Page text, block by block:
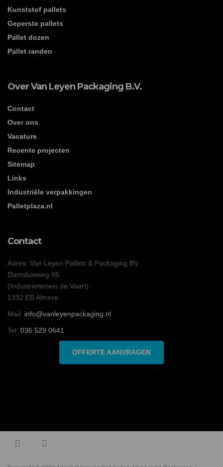
Kunststof pallets
Geperste pallets
Pallet dozen
Pallet randen
Over Van Leyen Packaging B.V.
Contact
Over ons
Vacature
Recente projecten
Sitemap
Links
Industriële verpakkingen
Palletplaza.nl
Contact
Adres: Van Leyen Pallets & Packaging BV
Damsluisweg 85
(Industrieterrein de Vaart)
1332 EB Almere
Mail: info@vanleyenpackaging.nl
Tel: 036 529 0641
OFFERTE AANVRAGEN